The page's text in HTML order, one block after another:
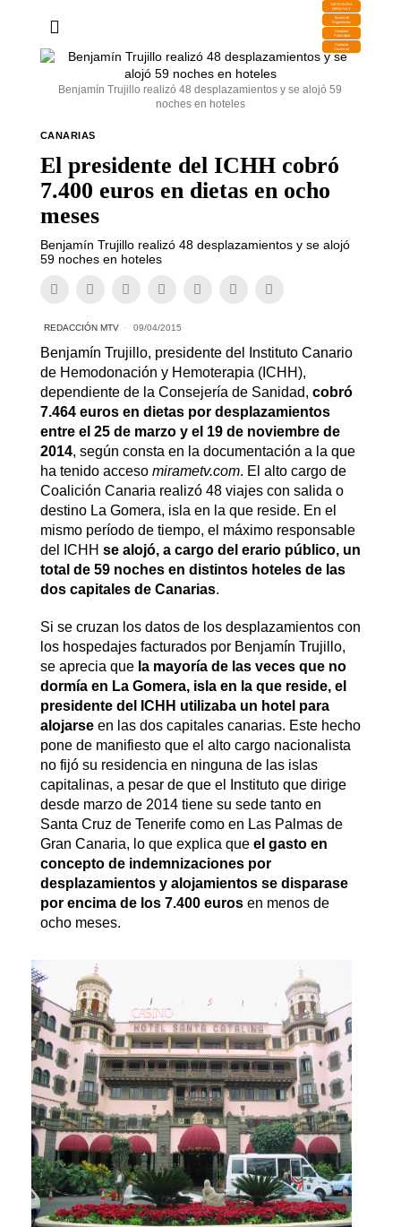
DESCARGA
MIRAPLAY
Buzón de
Sugerencias
Contratar
Publicidad
Contacto
Comercial
Benjamín Trujillo realizó 48 desplazamientos y se alojó 59
noches en hoteles
CANARIAS
El presidente del ICHH cobró
7.400 euros en dietas en ocho
meses
Benjamín Trujillo realizó 48 desplazamientos y se alojó
59 noches en hoteles
REDACCIÓN MTV 09/04/2015
Benjamín Trujillo, presidente del Instituto Canario
de Hemodonación y Hemoterapia (ICHH),
dependiente de la Consejería de Sanidad, cobró
7.464 euros en dietas por desplazamientos
entre el 25 de marzo y el 19 de noviembre de
2014, según consta en la documentación a la que
ha tenido acceso mirametv.com. El alto cargo de
Coalición Canaria realizó 48 viajes con salida o
destino La Gomera, isla en la que reside. En el
mismo período de tiempo, el máximo responsable
del ICHH se alojó, a cargo del erario público, un
total de 59 noches en distintos hoteles de las
dos capitales de Canarias.
Si se cruzan los datos de los desplazamientos con
los hospedajes facturados por Benjamín Trujillo,
se aprecia quela mayoría de las veces que no
dormía en La Gomera, isla en la que reside, el
presidente del ICHH utilizaba un hotel para
alojarseen las dos capitales canarias. Este hecho
pone de manifiesto que el alto cargo nacionalista
no fijó su residencia en ninguna de las islas
capitalinas, a pesar de que el Instituto que dirige
desde marzo de 2014 tiene su sede tanto en
Santa Cruz de Tenerife como en Las Palmas de
Gran Canaria, lo que explica que el gasto en
concepto de indemnizaciones por
desplazamientos y alojamientos se disparase
por encima de los 7.400 eurosen menos de
ocho meses.